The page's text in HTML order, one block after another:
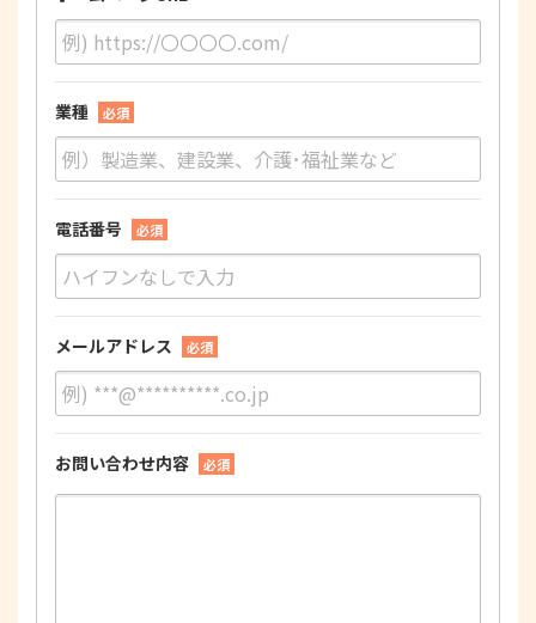
業種 必須
電話番号 必須
メールアドレス 必須
お問い合わせ内容 必須